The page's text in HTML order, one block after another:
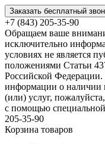
Заказать бесплатный
+7 (843) 205-35-90
Обращаем ваше
исключительно
условиях не является
положениями Статьи
Российской
информации о наличии
(или) услуг,
с помощью
205-35-90
Корзина товаров